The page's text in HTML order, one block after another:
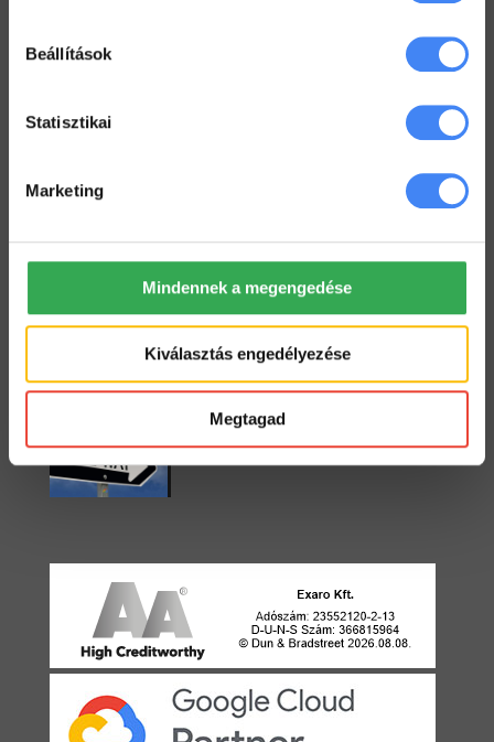
Beállítások
Statisztikai
Marketing
Mindennek a megengedése
Kiválasztás engedélyezése
Megtagad
Google Drive – az első lépések
2022. május 18.
Starter vagy Standard?
2022. május 3.
Egyirányú utca
2021. április 22.